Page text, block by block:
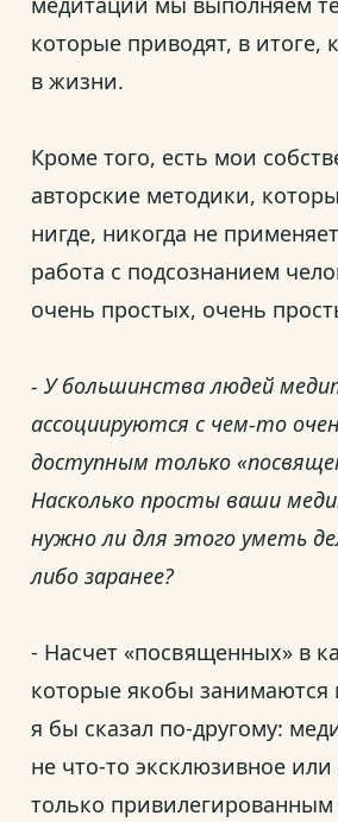
которые приводят, в итоге,
в жизни.
Кроме того, есть мои
авторские методики,
нигде, никогда не
работа с подсознанием
очень простых, очень
- У большинства людей
ассоциируются с чем-то
доступным только
Насколько просты ваши
нужно ли для этого уметь
либо заранее?
- Насчет «посвященных» в
которые якобы занимаются
я бы сказал по-другому:
не что-то эксклюзивное или
только